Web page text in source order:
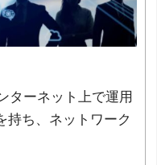
ターネット上で運用
持ち、ネットワーク